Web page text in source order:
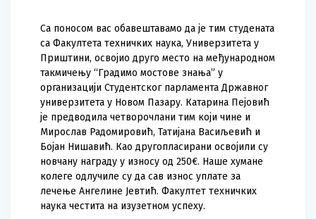
Са поносом вас обавештавамо да је тим студената
са Факултета техничких наука, Универзитета у
Приштини, освојио друго место на међународном
такмичењу “Градимо мостове знања” у
организацији Студентског парламента Државног
универзитета у Новом Пазару. Катарина Пејовић
је предводила четворочлани тим који чине и
Мирослав Радомировић, Татијана Васиљевић и
Бојан Нишавић. Као другопласирани освојили су
новчану награду у износу од 250€. Наше хумане
колеге одлучиле су да сав износ уплате за
лечење Ангелине Јевтић. Факултет техничких
наука честита на изузетном успеху.